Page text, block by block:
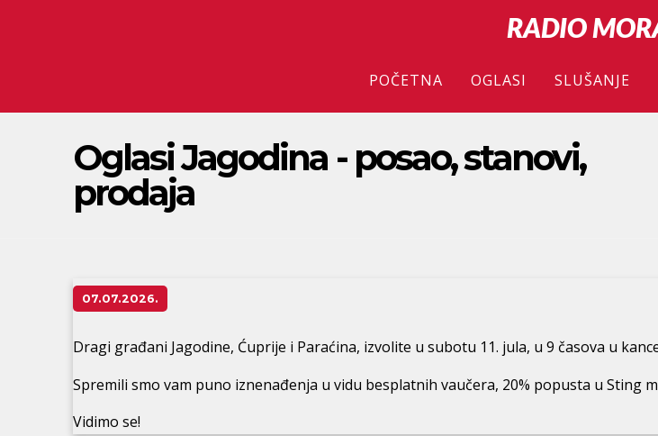
RADIO
POČETNA OGLASI SLUŠANJE
Oglasi Jagodina - posao, stanovi,
prodaja
07.07.2026.
Dragi građani Jagodine, Ćuprije i Paraćina, izvolite u subotu 11. jula, u 9 časova u
Spremili smo vam puno iznenađenja u vidu besplatnih vaučera, 20% popusta u Sting
Vidimo se!